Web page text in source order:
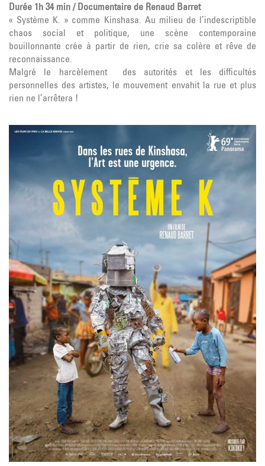
Durée 1h 34 min /Documentaire de Renaud Barret
« Système K. » comme Kinshasa. Au milieu de l’indescriptible
chaos social et politique, une scène contemporaine
bouillonnante crée à partir de rien, crie sa colère et rêve de
reconnaissance.
Malgré le harcèlement des autorités et les difficultés
personnelles des artistes, le mouvement envahit la rue et plus
rien ne l’arrêtera !